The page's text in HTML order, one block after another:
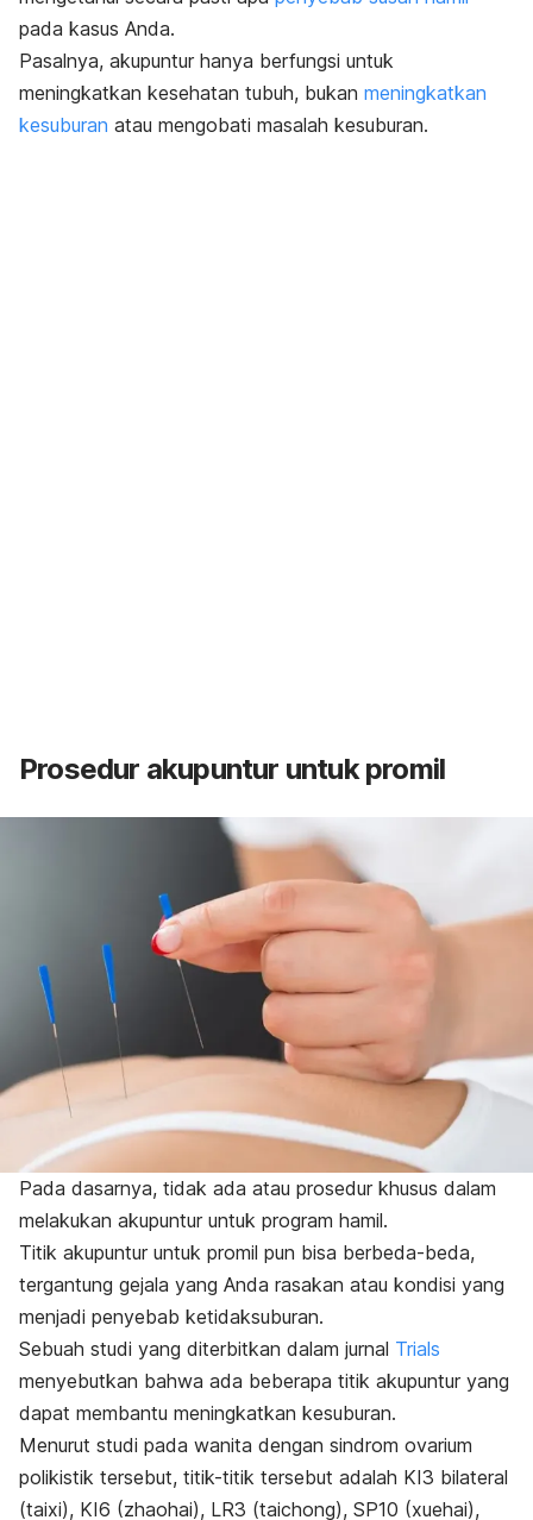
pada kasus Anda.
Pasalnya, akupuntur hanya berfungsi untuk
meningkatkan kesehatan tubuh, bukan meningkatkan
kesuburan atau mengobati masalah kesuburan.
Prosedur akupuntur untuk promil
Pada dasarnya, tidak ada atau prosedur khusus dalam
melakukan akupuntur untuk program hamil.
Titik akupuntur untuk promil pun bisa berbeda-beda,
tergantung gejala yang Anda rasakan atau kondisi yang
menjadi penyebab ketidaksuburan.
Sebuah studi yang diterbitkan dalam jurnal Trials
menyebutkan bahwa ada beberapa titik akupuntur yang
dapat membantu meningkatkan kesuburan.
Menurut studi pada wanita dengan sindrom ovarium
polikistik tersebut, titik-titik tersebut adalah KI3 bilateral
(taixi), KI6 (zhaohai), LR3 (taichong), SP10 (xuehai),